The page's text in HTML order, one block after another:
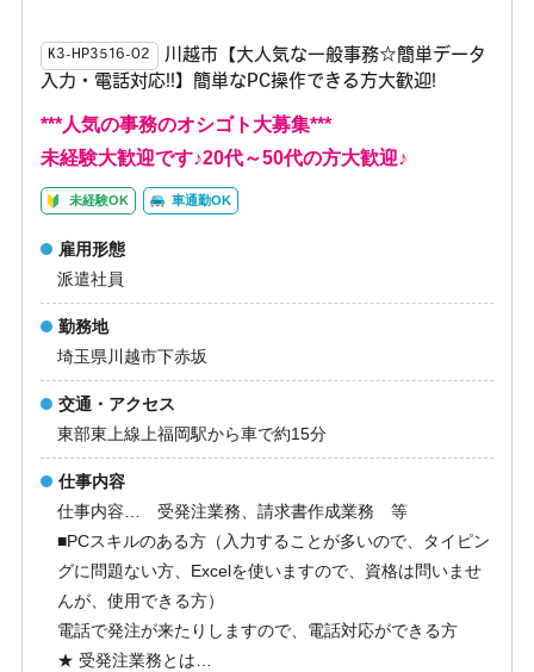
K3-HP3516-02
川越市【大人気な一般事務☆簡単データ
入力・電話対応!!】簡単なPC操作できる方大歓迎!
***人気の事務のオシゴト大募集***
未経験大歓迎です♪20代～50代の方大歓迎♪
未経験OK 車通勤OK
雇用形態
派遣社員
勤務地
埼玉県川越市下赤坂
交通・アクセス
東部東上線上福岡駅から車で約15分
仕事内容
仕事内容… 受発注業務、請求書作成業務 等
■PCスキルのある方（入力することが多いので、タイピン
グに問題ない方、Excelを使いますので、資格は問いませ
んが、使用できる方）
電話で発注が来たりしますので、電話対応ができる方
★ 受発注業務とは…